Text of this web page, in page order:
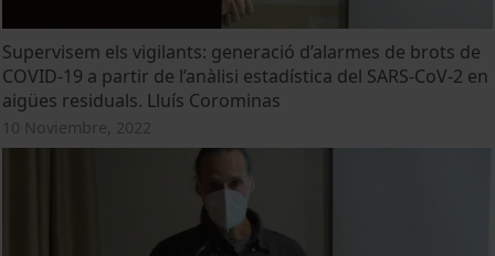
Supervisem els vigilants: generació d’alarmes de brots de
COVID-19 a partir de l’anàlisi estadística del SARS-CoV-2 en
aigües residuals. Lluís Corominas
10 Noviembre, 2022